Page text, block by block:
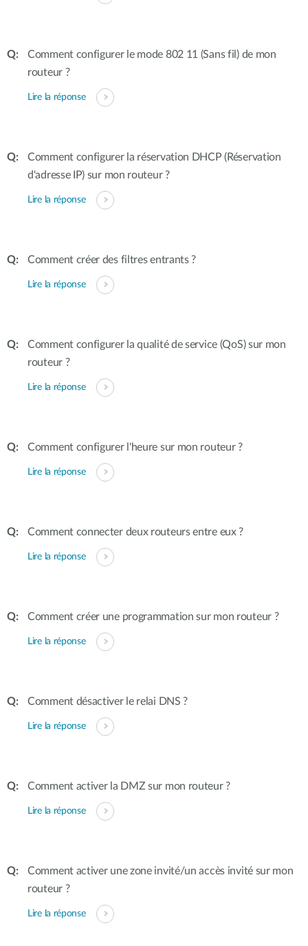
Comment configurer le mode 802 11 (Sans fil) de mon
routeur ?
Lire la réponse
Comment configurer la réservation DHCP (Réservation
d'adresse IP) sur mon routeur ?
Lire la réponse
Comment créer des filtres entrants ?
Lire la réponse
Comment configurer la qualité de service (QoS) sur mon
routeur ?
Lire la réponse
Comment configurer l'heure sur mon routeur ?
Lire la réponse
Comment connecter deux routeurs entre eux ?
Lire la réponse
Comment créer une programmation sur mon routeur ?
Lire la réponse
Comment désactiver le relai DNS ?
Lire la réponse
Comment activer la DMZ sur mon routeur ?
Lire la réponse
Comment activer une zone invité/un accès invité sur mon
routeur ?
Lire la réponse